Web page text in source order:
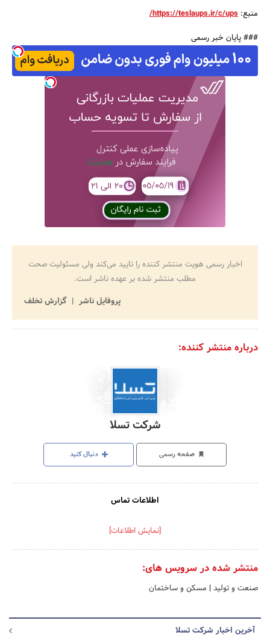
منبع: https://teslaups.ir/c/ups/
### پایان خبر رسمی
اخبار رسمی هویت منتشر کننده را تایید می‌کند ولی مسئولیت صحت
مطلب منتشر شده بر عهده ناشر است.
پروفایل ناشر
گزارش تخلف
درباره منتشر کننده:
شرکت تسلا
صفحه رسمی دنبال کنید
اطلاعات تماس
[نمایش اطلاعات]
منتشر شده در سرویس های:
صنعت و تولید | مسکن و ساختمان
آخرین اخبار شرکت تسلا